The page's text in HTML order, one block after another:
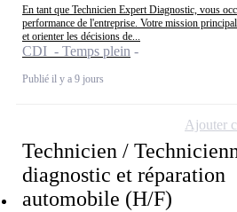
En tant que Technicien Expert Diagnostic, vous
performance de l'entreprise. Votre mission
et orienter les décisions de...
CDI - Temps plein
Publié il y a 9 jours
Technicien /
diagnostic et réparation
automobile (H/F)
Ajouter